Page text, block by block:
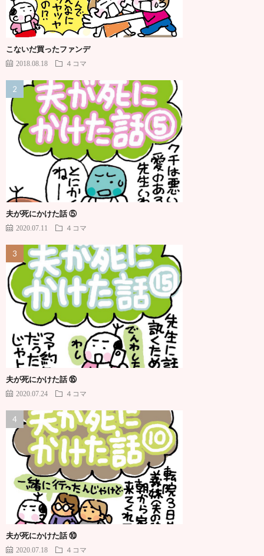
こないだ買ったファンデ
2018.08.18 ４コマ
夫が死にかけた話 ⑤
2020.07.11 ４コマ
夫が死にかけた話 ⑮
2020.07.24 ４コマ
夫が死にかけた話 ⑩
2020.07.18 ４コマ